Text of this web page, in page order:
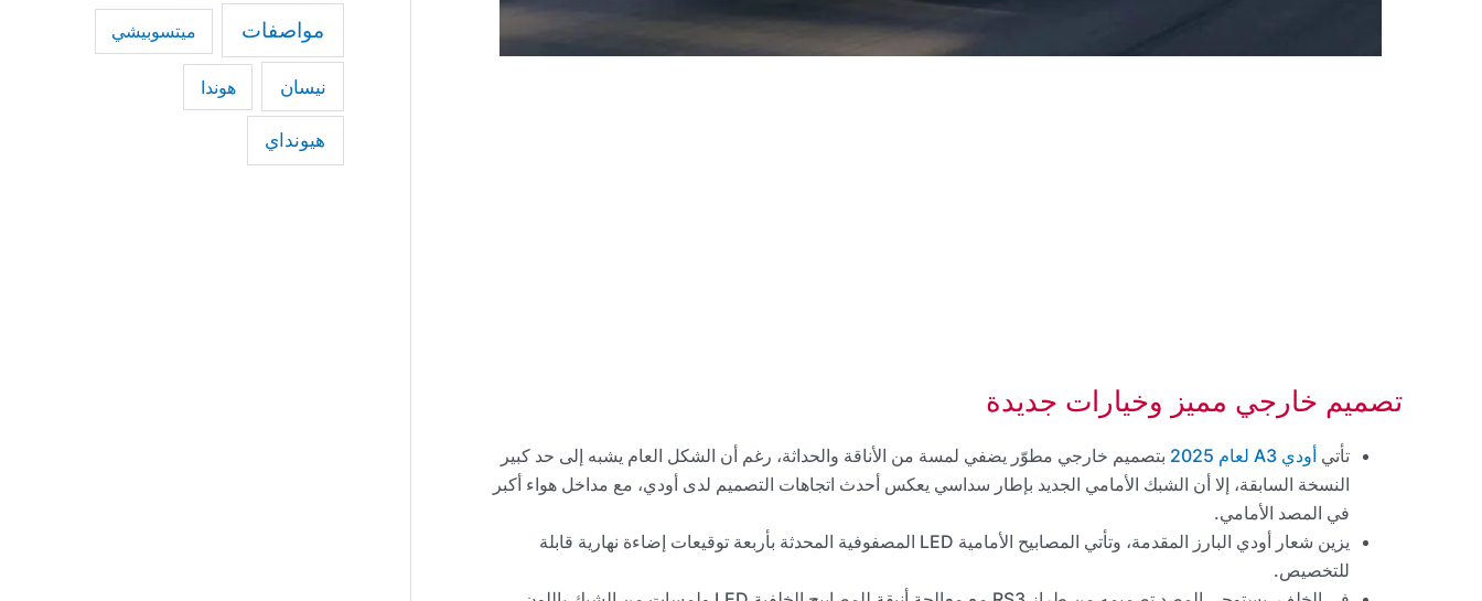
تصميم خارجي مميز وخيارات جديدة
تأتي أودي A3 لعام 2025
بتصميم خارجي مطوّر يضفي لمسة من الأناقة والحداثة، رغم أن الشكل العام يشبه إلى حد كبير
النسخة السابقة، إلا أن الشبك الأمامي الجديد بإطار سداسي يعكس أحدث اتجاهات التصميم لدى أودي، مع مداخل هواء أكبر
في المصد الأمامي.
يزين شعار أودي البارز المقدمة، وتأتي المصابيح الأمامية LED المصفوفية المحدثة بأربعة توقيعات إضاءة نهارية قابلة
للتخصيص.
مواصفات ميتسوبيشي
نيسان هوندا
هيونداي